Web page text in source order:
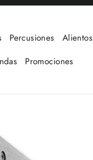
Percusiones Alientos
Promociones